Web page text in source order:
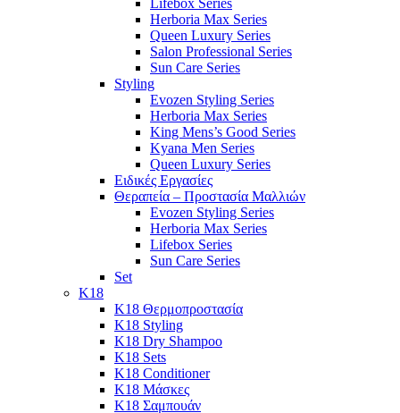
Lifebox Series
Herboria Max Series
Queen Luxury Series
Salon Professional Series
Sun Care Series
Styling
Evozen Styling Series
Herboria Max Series
King Mens’s Good Series
Kyana Men Series
Queen Luxury Series
Ειδικές Εργασίες
Θεραπεία – Προστασία Μαλλιών
Evozen Styling Series
Herboria Max Series
Lifebox Series
Sun Care Series
Set
K18
K18 Θερμοπροστασία
K18 Styling
K18 Dry Shampoo
K18 Sets
K18 Conditioner
K18 Μάσκες
K18 Σαμπουάν